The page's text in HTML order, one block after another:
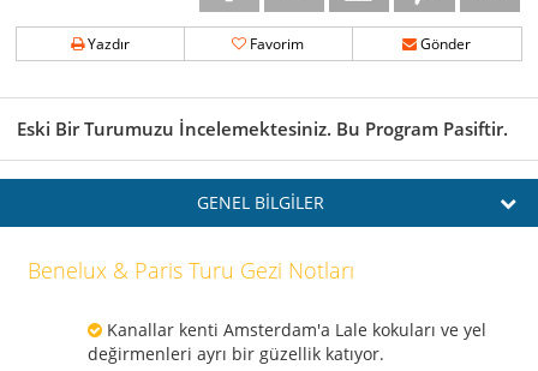
Yazdır Favorim Gönder
Eski Bir Turumuzu İncelemektesiniz. Bu Program Pasiftir.
GENEL BİLGİLER
Benelux & Paris Turu Gezi Notları
Kanallar kenti Amsterdam'a Lale kokuları ve yel
değirmenleri ayrı bir güzellik katıyor.